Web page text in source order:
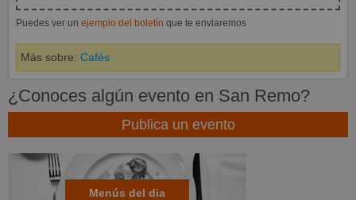
Puedes ver un ejemplo del boletín que te enviaremos
Más sobre: Cafés
¿Conoces algún evento en San Remo?
Publica un evento
Menús del dia